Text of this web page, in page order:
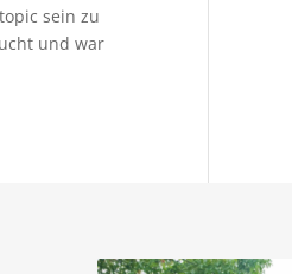
sein zu
und war